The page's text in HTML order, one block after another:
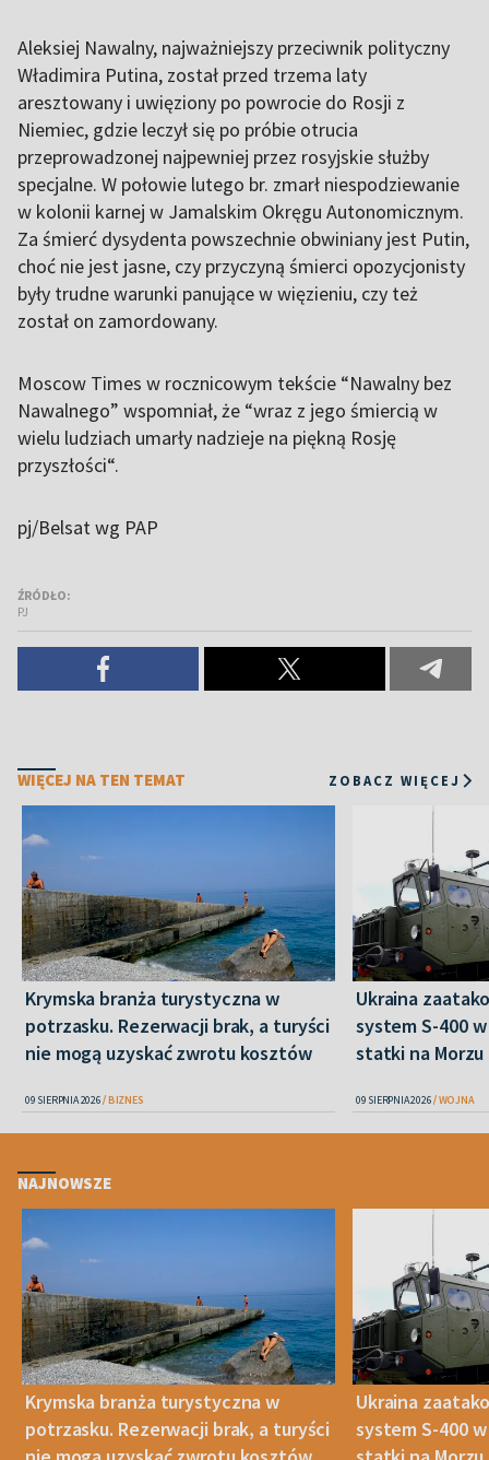
Aleksiej Nawalny, najważniejszy przeciwnik polityczny
Władimira Putina, został przed trzema laty
aresztowany i uwięziony po powrocie do Rosji z
Niemiec, gdzie leczył się po próbie otrucia
przeprowadzonej najpewniej przez rosyjskie służby
specjalne. W połowie lutego br. zmarł niespodziewanie
w kolonii karnej w Jamalskim Okręgu Autonomicznym.
Za śmierć dysydenta powszechnie obwiniany jest Putin,
choć nie jest jasne, czy przyczyną śmierci opozycjonisty
były trudne warunki panujące w więzieniu, czy też
został on zamordowany.
Moscow Times w rocznicowym tekście “Nawalny bez
Nawalnego” wspomniał, że “wraz z jego śmiercią w
wielu ludziach umarły nadzieje na piękną Rosję
przyszłości“.
pj/Belsat wg PAP
ŹRÓDŁO:
PJ
WIĘCEJ NA TEN TEMAT ZOBACZ WIĘCEJ
Krymska branża turystyczna w
potrzasku. Rezerwacji brak, a turyści
nie mogą uzyskać zwrotu kosztów
09 SIERPNIA 2026 BIZNES
Ukraina
system S-400
statki na Morzu
09 SIERPNIA 2026 WOJNA
NAJNOWSZE
Krymska branża turystyczna w
potrzasku. Rezerwacji brak, a turyści
Ukraina
system S-400